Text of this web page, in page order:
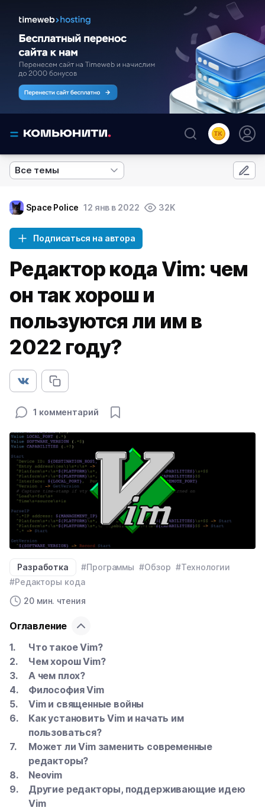
Все темы
Space Police 12 янв в 2022 32K
Подписаться на автора
Редактор кода Vim: чем
он так хорош и
пользуются ли им в
2022 году?
1 комментарий
Разработка #Программы #Обзор #Технологии
#Редакторы кода
20 мин. чтения
Оглавление
Что такое Vim?
Чем хорош Vim?
А чем плох?
Философия Vim
Vim и священные войны
Как установить Vim и начать им
пользоваться?
Может ли Vim заменить современные
редакторы?
Neovim
Другие редакторы, поддерживающие идею
Vim